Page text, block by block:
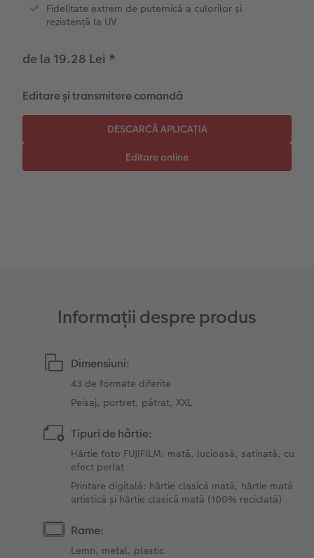
Set fotografii
Sticker instant
Fotografie pe lemn
Bandă foto
Calendare foto
Absolvire
Fidelitate extrem de puternică a culorilor și
rezistență la UV
de la 19.28 Lei *
Editare și transmitere comandă
Informații despre produs
Dimensiuni:
43 de formate diferite
Peisaj, portret, pătrat, XXL
Tipuri de hârtie:
Hârtie foto FUJIFILM: mată, lucioasă, satinată, cu
efect perlat
Printare digitală: hârtie clasică mată, hârtie mată
artistică și hârtie clasică mată (100% reciclată)
Rame:
Lemn, metal, plastic